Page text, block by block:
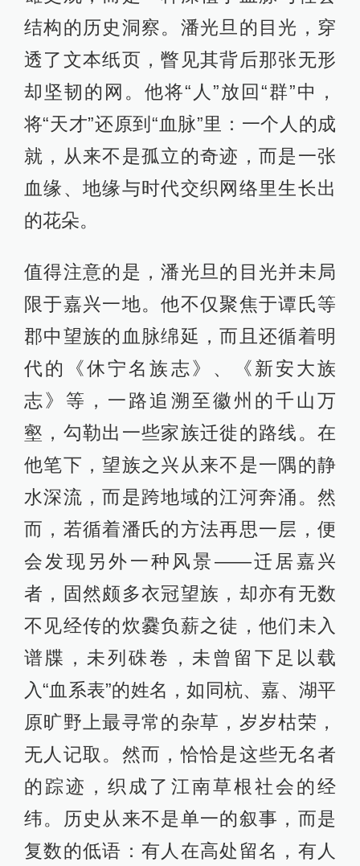
结构的历史洞察。潘光旦的目光，穿
透了文本纸页，瞥见其背后那张无形
却坚韧的网。他将“人”放回“群”中，
将“天才”还原到“血脉”里：一个人的成
就，从来不是孤立的奇迹，而是一张
血缘、地缘与时代交织网络里生长出
的花朵。
值得注意的是，潘光旦的目光并未局
限于嘉兴一地。他不仅聚焦于谭氏等
郡中望族的血脉绵延，而且还循着明
代的《休宁名族志》、《新安大族
志》等，一路追溯至徽州的千山万
壑，勾勒出一些家族迁徙的路线。在
他笔下，望族之兴从来不是一隅的静
水深流，而是跨地域的江河奔涌。然
而，若循着潘氏的方法再思一层，便
会发现另外一种风景——迁居嘉兴
者，固然颇多衣冠望族，却亦有无数
不见经传的炊爨负薪之徒，他们未入
谱牒，未列硃卷，未曾留下足以载
入“血系表”的姓名，如同杭、嘉、湖平
原旷野上最寻常的杂草，岁岁枯荣，
无人记取。然而，恰恰是这些无名者
的踪迹，织成了江南草根社会的经
纬。历史从来不是单一的叙事，而是
复数的低语：有人在高处留名，有人